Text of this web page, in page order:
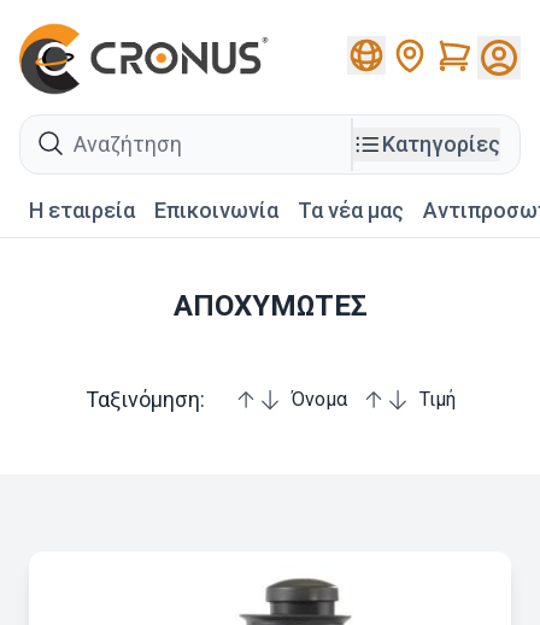
Cart
search
Κατηγορίες
Η εταιρεία Επικοινωνία Τα νέα μας
ΑΠΟΧΥΜΩΤΕΣ
Ταξινόμηση: Όνομα Τιμή